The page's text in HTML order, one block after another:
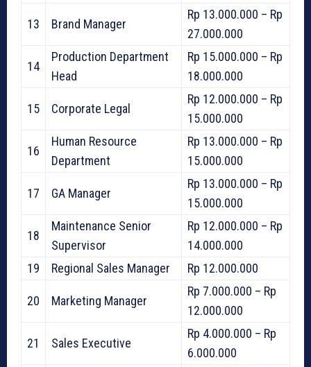
13 Brand Manager
Rp 13.000.000 – Rp
27.000.000
14
Production Department
Head
Rp 15.000.000 – Rp
18.000.000
15 Corporate Legal
Rp 12.000.000 – Rp
15.000.000
16
Human Resource
Department
Rp 13.000.000 – Rp
15.000.000
17 GA Manager
Rp 13.000.000 – Rp
15.000.000
18
Maintenance Senior
Supervisor
Rp 12.000.000 – Rp
14.000.000
19
Regional Sales Manager Rp 12.000.000
20 Marketing Manager
Rp 7.000.000 – Rp
12.000.000
21 Sales Executive
Rp 4.000.000 – Rp
6.000.000